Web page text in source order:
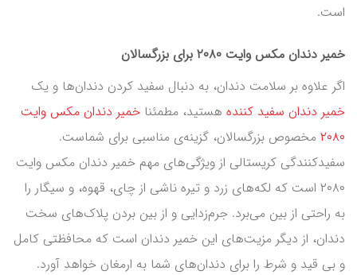
است.
خمیر دندان مکس وایت ۲۰۸۰ برای بزرگسالان
اگر علاوه بر سلامت دندان، به دنبال سفید کردن دندان‌ها و یک
خمیر دندان سفید کننده هستید، مطمئنا خمیر دندان مکس وایت
۲۰۸۰ مخصوص بزرگسالان، گزینه‌ی مناسبی برای شماست.
سفیدکنندگی کریستالی از ویژگی‌های مهم خمیر دندان مکس وایت
۲۰۸۰ است که لکه‌های زرد و تیره ناشی از چای، قهوه، و سیگار را
به راحتی از بین می‌برد. جرم‌زدایی و از بین بردن پلاک‌های سخت
دندان، از دیگر مزیت‌های این خمیر دندان است که محافظتی کامل
و بی قید و شرط را برای دندان‌های شما به ارمغان خواهد آورد.